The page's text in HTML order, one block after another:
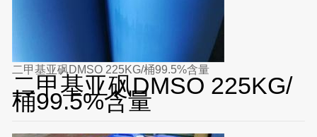
二甲基亚砜DMSO 225KG/桶99.5%含量
二甲基亚砜DMSO 225KG/
桶99.5%含量